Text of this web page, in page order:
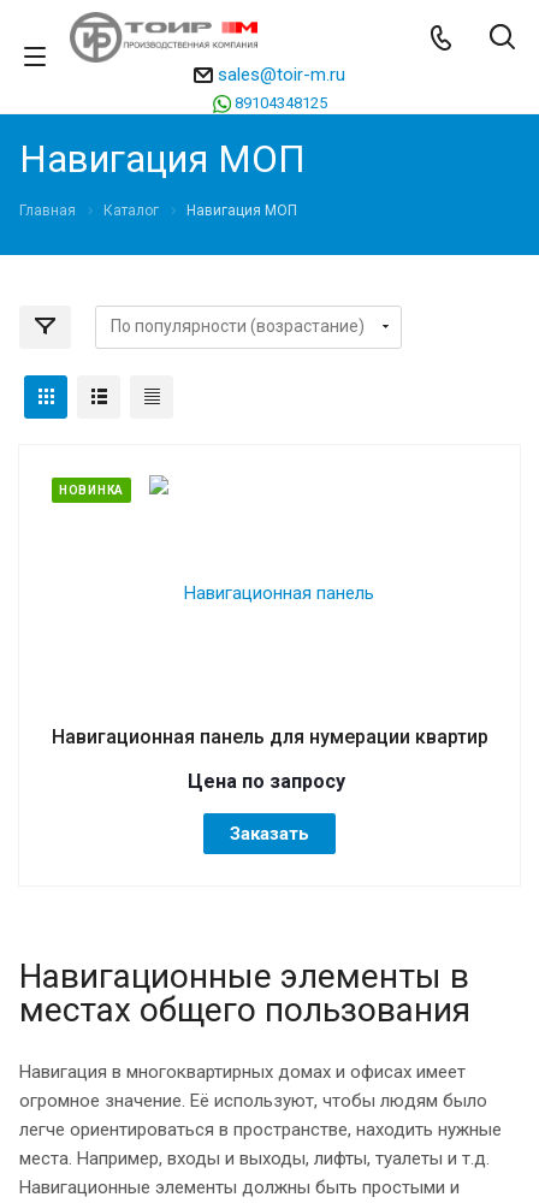
sales@toir-m.ru
89104348125
Навигация МОП
Главная Каталог Навигация МОП
НОВИНКА
Навигационная панель для нумерации квартир
Цена по запросу
Заказать
Навигационные элементы в
местах общего пользования
Навигация в многоквартирных домах и офисах имеет
огромное значение. Её используют, чтобы людям было
легче ориентироваться в пространстве, находить нужные
места. Например, входы и выходы, лифты, туалеты и т.д.
Навигационные элементы должны быть простыми и